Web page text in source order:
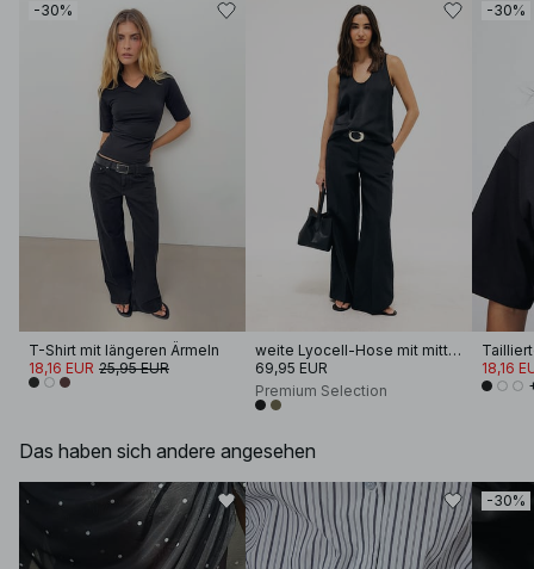
-30%
T-Shirt mit längeren Ärmeln
18,16 EUR 25,95 EUR
weite Lyocell-Hose mit mittlerer Taille
69,95 EUR
Premium Selection
-30%
18,16
Das haben sich andere angesehen
-30%